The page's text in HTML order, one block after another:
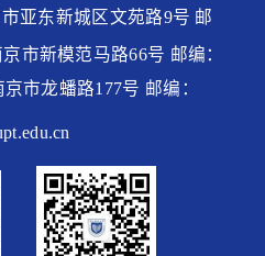
亚东新城区文苑路9号 邮
市新模范马路66号 邮编：
市龙蟠路177号 邮编：